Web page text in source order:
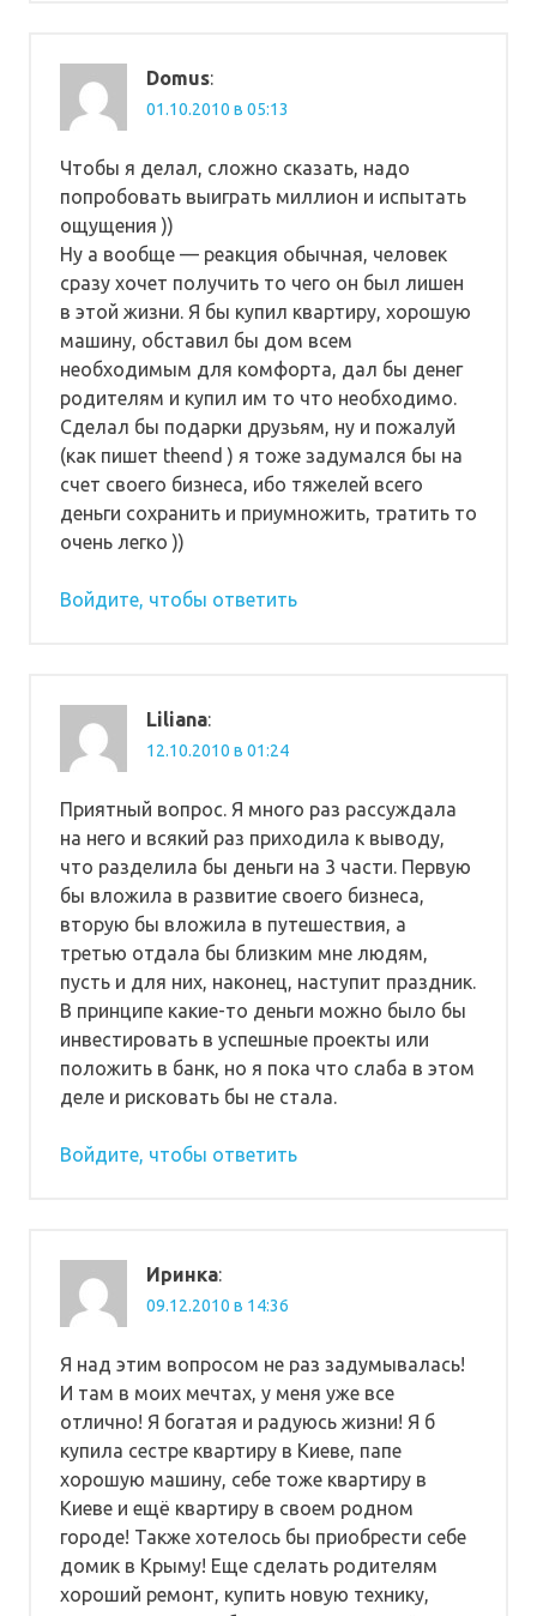
Domus:
01.10.2010 в 05:13
Чтобы я делал, сложно сказать, надо
попробовать выиграть миллион и испытать
ощущения ))
Ну а вообще — реакция обычная, человек
сразу хочет получить то чего он был лишен
в этой жизни. Я бы купил квартиру, хорошую
машину, обставил бы дом всем
необходимым для комфорта, дал бы денег
родителям и купил им то что необходимо.
Сделал бы подарки друзьям, ну и пожалуй
(как пишет theend ) я тоже задумался бы на
счет своего бизнеса, ибо тяжелей всего
деньги сохранить и приумножить, тратить то
очень легко ))
Войдите, чтобы ответить
Liliana:
12.10.2010 в 01:24
Приятный вопрос. Я много раз рассуждала
на него и всякий раз приходила к выводу,
что разделила бы деньги на 3 части. Первую
бы вложила в развитие своего бизнеса,
вторую бы вложила в путешествия, а
третью отдала бы близким мне людям,
пусть и для них, наконец, наступит праздник.
В принципе какие-то деньги можно было бы
инвестировать в успешные проекты или
положить в банк, но я пока что слаба в этом
деле и рисковать бы не стала.
Войдите, чтобы ответить
Иринка:
09.12.2010 в 14:36
Я над этим вопросом не раз задумывалась!
И там в моих мечтах, у меня уже все
отлично! Я богатая и радуюсь жизни! Я б
купила сестре квартиру в Киеве, папе
хорошую машину, себе тоже квартиру в
Киеве и ещё квартиру в своем родном
городе! Также хотелось бы приобрести себе
домик в Крыму! Еще сделать родителям
хороший ремонт, купить новую технику,